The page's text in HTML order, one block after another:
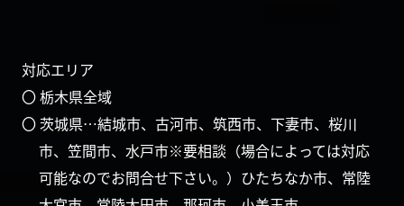
対応エリア
〇 栃木県全域
〇 茨城県…結城市、古河市、筑西市、下妻市、桜川
市、笠間市、水戸市※要相談（場合によっては対応
可能なのでお問合せ下さい。）ひたちなか市、常陸